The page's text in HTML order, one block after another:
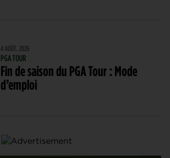
4 AOÛT. 2026
PGA TOUR
Fin de saison du PGA Tour : Mode
d’emploi